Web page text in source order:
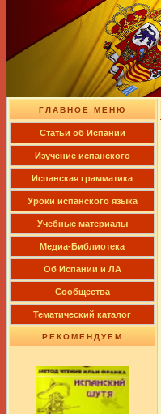
ГЛАВНОЕ МЕНЮ
Cтатьи об Испании
Изучение испанского
Испанская грамматика
Уроки испанского языка
Учебные материалы
Медиа-Библиотека
Об Испании и ЛА
Сообщества
Тематический каталог
РЕКОМЕНДУЕМ